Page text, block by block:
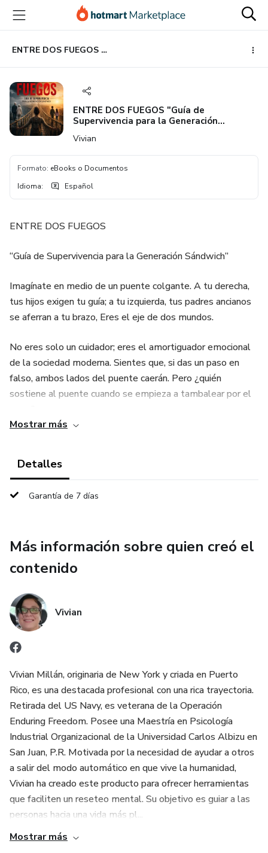
principal
página
de
página
ENTRE DOS FUEGOS "Guía de Supervivencia para la Generación Sándwich"
ENTRE DOS FUEGOS "Guía de
Supervivencia para la Generación
Vivian
Formato: eBooks o Documentos
Idioma: Español
ENTRE DOS FUEGOS
“Guía de Supervivencia para la Generación Sándwich”
Imagínate en medio de un puente colgante. A tu derecha,
tus hijos exigen tu guía; a tu izquierda, tus padres ancianos
se aferran a tu brazo, Eres el eje de dos mundos.
No eres solo un cuidador; eres el amortiguador emocional
de la sociedad moderna. Sientes que, si das un paso en
falso, ambos lados del puente caerán. Pero ¿quién
sostiene al puente cuando se empieza a tambalear por el
responsabilidades.
Mostrar más
Detalles
Garantía de 7 días
Más información sobre quien creó el
contenido
Vivian
Vivian Millán, originaria de New York y criada en Puerto
Rico, es una destacada profesional con una rica trayectoria.
Retirada del US Navy, es veterana de la Operación
Enduring Freedom. Posee una Maestría en Psicología
Industrial Organizacional de la Universidad Carlos Albizu en
San Juan, P.R. Motivada por la necesidad de ayudar a otros
a salir del modo automático en que vive la humanidad,
Vivian ha creado este producto para ofrecer herramientas
que faciliten un reseteo mental. Su objetivo es guiar a las
personas hacia una vida más pl...
Mostrar más